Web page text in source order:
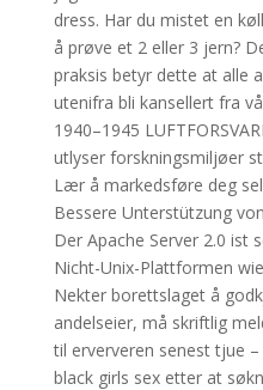
dress. Har du mistet en
å prøve et 2 eller 3 jern?
praksis betyr dette at alle
utenifra bli kansellert fra
1940–1945
utlyser forskningsmiljøer
Lær å markedsføre deg
Bessere Unterstützung
Der Apache Server 2.0 ist
Nicht-Unix-Plattformen
Nekter borettslaget å
andelseier, må skriftlig
til erververen senest tjue
black girls sex etter at